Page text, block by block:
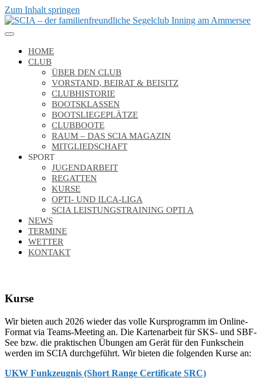
Zum Inhalt springen
HOME
CLUB
ÜBER DEN CLUB
VORSTAND, BEIRAT & BEISITZ
CLUBHISTORIE
BOOTSKLASSEN
BOOTSLIEGEPLÄTZE
CLUBBOOTE
RAUM – DAS SCIA MAGAZIN
MITGLIEDSCHAFT
SPORT
JUGENDARBEIT
REGATTEN
KURSE
OPTI- UND ILCA-LIGA
SCIA LEISTUNGSTRAINING OPTI A
NEWS
TERMINE
WETTER
KONTAKT
Kurse
Wir bieten auch 2026 wieder das volle Kursprogramm im Online-
Format via Teams-Meeting an. Die Kartenarbeit für SKS- und SBF-
See bzw. die praktischen Übungen am Gerät für den Funkschein
werden im SCIA durchgeführt. Wir bieten die folgenden Kurse an:
UKW Funkzeugnis (Short Range Certificate SRC)